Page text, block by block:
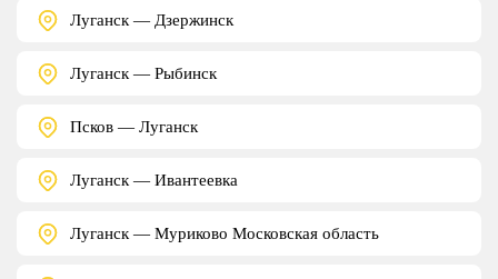
Луганск — Дзержинск
Луганск — Рыбинск
Псков — Луганск
Луганск — Ивантеевка
Луганск — Муриково Московская область